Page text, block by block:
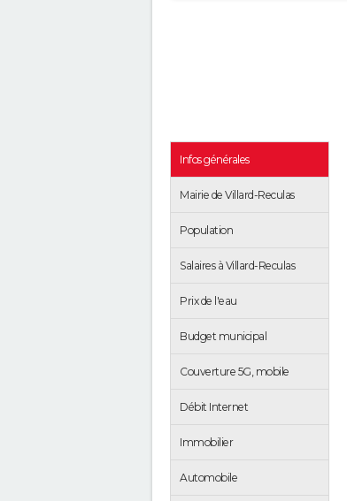
Infos générales
Mairie de Villard-Reculas
Population
Salaires à Villard-Reculas
Prix de l'eau
Budget municipal
Couverture 5G, mobile
Débit Internet
Immobilier
Automobile